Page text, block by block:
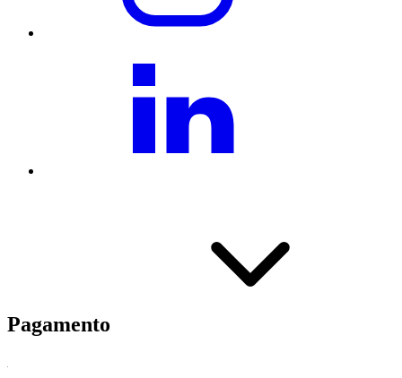
Pagamento